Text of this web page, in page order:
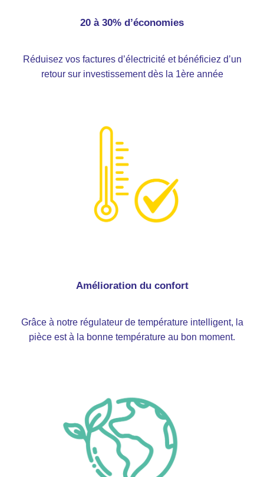
20 à 30% d’économies
Réduisez vos factures d’électricité et bénéficiez d’un
retour sur investissement dès la 1ère année
Améliorez le confort des
étudiants
Amélioration du confort
Grâce à notre régulateur de température intelligent, la
pièce est à la bonne température au bon moment.
Faites un geste pour
l'écologie